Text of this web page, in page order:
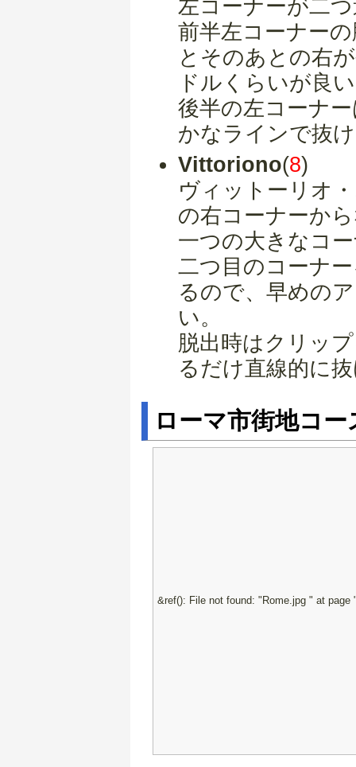
左コーナーが二
前半左コーナー
とそのあとの右
ドルくらいが良
後半の左コーナ
かなラインで抜
Vittoriono(8)
ヴィットーリオ
の右コーナーか
一つの大きなコ
二つ目のコーナ
るので、早めの
い。
脱出時はクリッ
るだけ直線的に
ローマ市街地コ
&ref(): File not found: "Rome.jpg " at page